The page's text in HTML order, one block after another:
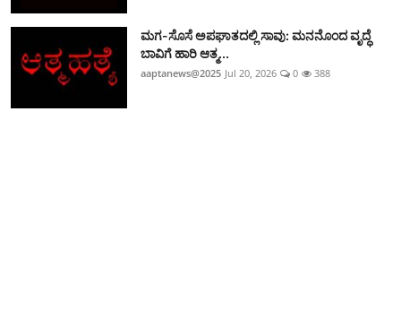
ಮಗ-ಸೊಸೆ ಅಪಘಾತದಲ್ಲಿ ಸಾವು: ಮನನೊಂದ ವೃದ್ಧೆ
ಬಾವಿಗೆ ಹಾರಿ ಆತ್ಮ...
aaptanews@2025 Jul 20, 2026 0 388